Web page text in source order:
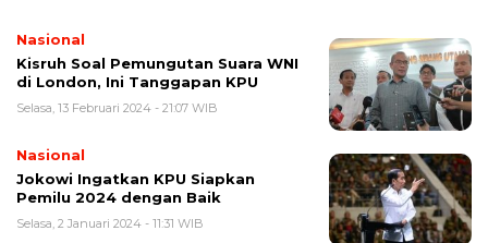
Nasional
Kisruh Soal Pemungutan Suara WNI
di London, Ini Tanggapan KPU
Selasa, 13 Februari 2024 - 21:07 WIB
Nasional
Jokowi Ingatkan KPU Siapkan
Pemilu 2024 dengan Baik
Selasa, 2 Januari 2024 - 11:31 WIB